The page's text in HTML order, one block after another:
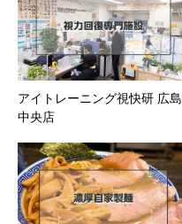
アイトレーニング視快研 広島
中央店